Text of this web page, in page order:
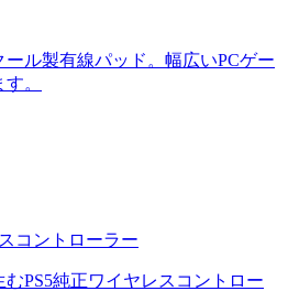
ール製有線パッド。幅広いPCゲー
。
コントローラー
PS5純正ワイヤレスコントロー